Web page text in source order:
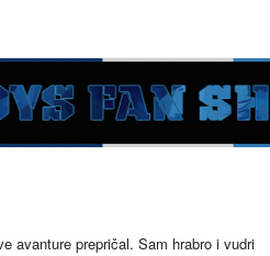
avanture prepričal. Sam hrabro i vudri